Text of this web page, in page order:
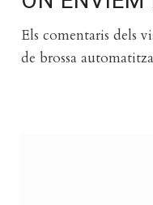
Els comentaris dels
de brossa